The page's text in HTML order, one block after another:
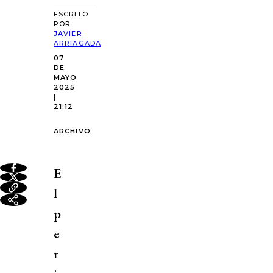
ESCRITO
POR:
JAVIER
ARRIAGADA
07
DE
MAYO
2025
|
21:12
ARCHIVO
E
l
p
e
r